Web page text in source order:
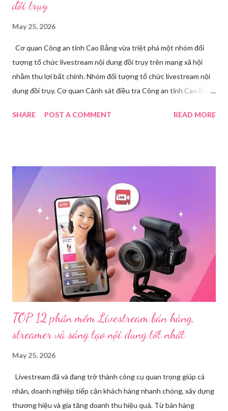
đồi trụy
May 25, 2026
Cơ quan Công an tỉnh Cao Bằng vừa triệt phá một nhóm đối
tượng tổ chức livestream nội dung đồi trụy trên mạng xã hội
nhằm thu lợi bất chính. Nhóm đối tượng tổ chức livestream nội
dung đồi trụy. Cơ quan Cảnh sát điều tra Công an tỉnh Cao Bằng
tạm giam đối với Triệu Thị Dung về hành vi truyền bá văn hóa
dụng điện thoại xuất hiện các hoạt động phát trực tiếp nội dung
nhạy cảm, có dấu hiệu vi phạm pháp luật. Ngay sau khi tiếp
nhận, đơn vị đã nhanh chóng tổ chức xác minh, thu thập dữ liệu
để làm rõ. Kết quả điều tra ban đầu xác định, Triệu Thị Dung
(sinh năm 1994), trú tại xã Phủ Thông, tỉnh Thái Nguyên, cùng
một số đối tượng khác đã tham gia tổ chức livestream nội dung
đồi trụy nhằm mục đích thu lợi. Các đối tượng liên quan gồm
L.V.D (sinh ...
SHARE POST A COMMENT READ MORE
TOP 12 phần mềm Livestream bán hàng,
streamer và sáng tạo nội dung tốt nhất
May 25, 2026
Livestream đã và đang trở thành công cụ quan trọng giúp cá
nhân, doanh nghiệp tiếp cận khách hàng nhanh chóng, xây dựng
thương hiệu và gia tăng doanh thu hiệu quả. Từ bán hàng